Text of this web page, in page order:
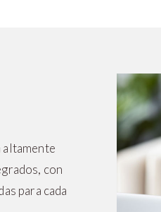
altamente
con
para cada